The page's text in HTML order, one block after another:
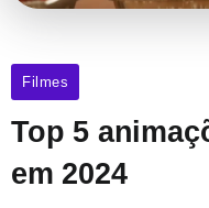
Filmes
Top 5
em 2024